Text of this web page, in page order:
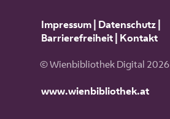
Impressum| Datenschutz|
Barrierefreiheit| Kontakt
© Wienbibliothek Digital 2026
www.wienbibliothek.at